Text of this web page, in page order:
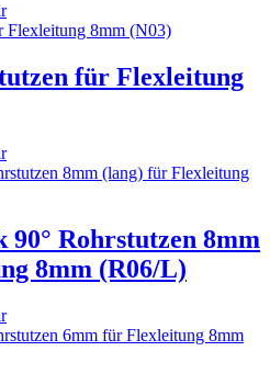
für Flexleitung
Rohrstutzen 8mm
8mm (R06/L)